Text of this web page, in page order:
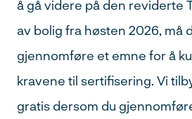
Søk
etter:
å gå videre på den reviderte
av bolig fra høsten 2026, må
gjennomføre et emne for å
kravene til sertifisering. Vi
gratis dersom du